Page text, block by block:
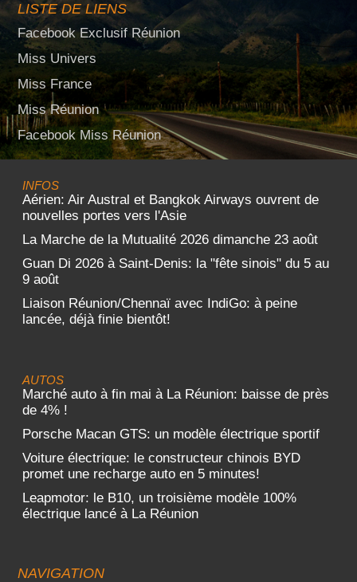
LISTE DE LIENS
Facebook Exclusif Réunion
Miss Univers
Miss France
Miss Réunion
Facebook Miss Réunion
INFOS
Aérien: Air Austral et Bangkok Airways ouvrent de
nouvelles portes vers l'Asie
La Marche de la Mutualité 2026 dimanche 23 août
Guan Di 2026 à Saint-Denis: la "fête sinois" du 5 au
9 août
Liaison Réunion/Chennaï avec IndiGo: à peine
lancée, déjà finie bientôt!
AUTOS
Marché auto à fin mai à La Réunion: baisse de près
de 4% !
Porsche Macan GTS: un modèle électrique sportif
Voiture électrique: le constructeur chinois BYD
promet une recharge auto en 5 minutes!
Leapmotor: le B10, un troisième modèle 100%
électrique lancé à La Réunion
NAVIGATION